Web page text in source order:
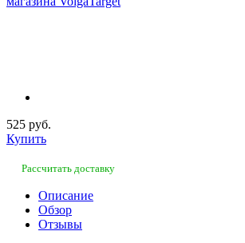
525 руб.
Купить
Рассчитать доставку
Описание
Обзор
Отзывы